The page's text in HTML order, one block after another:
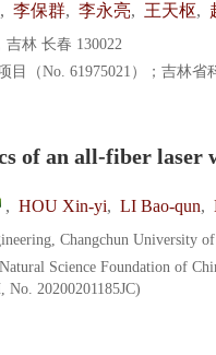
, 李保群, 李永亮, 王天枢,
林 长春 130022
目（No. 61975021）；吉林省
of an all-fiber laser
, HOU Xin-yi, LI Bao-qun,
Changchun University
Science Foundation of
No. 20200201185JC)